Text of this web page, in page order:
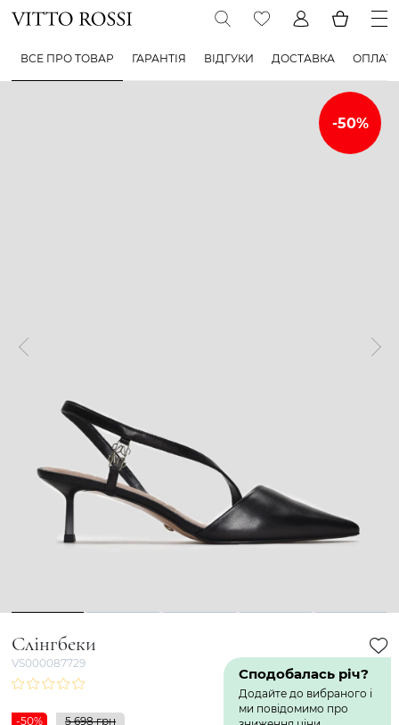
ВСЕ ПРО ТОВАР ГАРАНТІЯ ВІДГУКИ ДОСТАВКА
1 2 3 4 5
Слінгбеки
VS000087729
Сподобалась річ?
Додайте до вибраного і
ми повідомимо про
-50% 5 698 грн